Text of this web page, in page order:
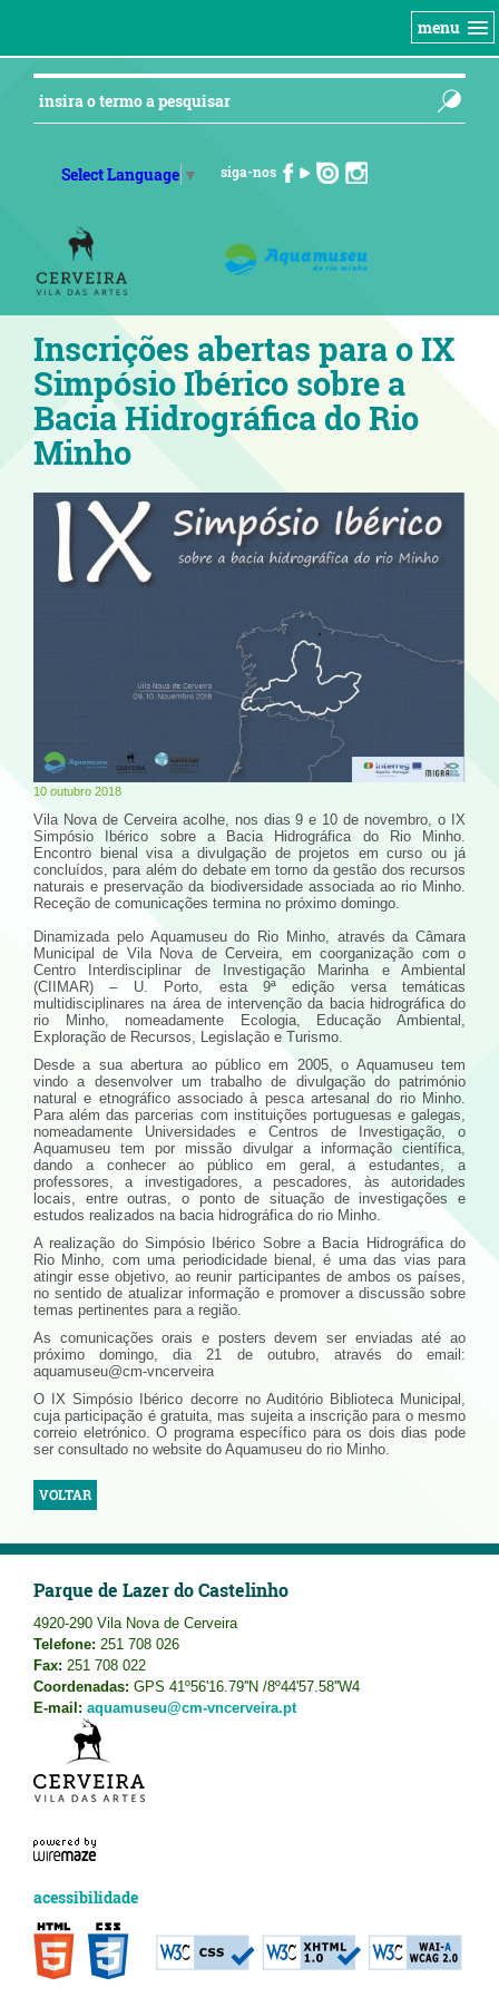
menu
Select Language ▼ siga-nos
Inscrições abertas para o IX
Simpósio Ibérico sobre a
Bacia Hidrográfica do Rio
Minho
10 outubro 2018
Vila Nova de Cerveira acolhe, nos dias 9 e 10 de novembro, o IX
Simpósio Ibérico sobre a Bacia Hidrográfica do Rio Minho.
Encontro bienal visa a divulgação de projetos em curso ou já
concluídos, para além do debate em torno da gestão dos recursos
naturais e preservação da biodiversidade associada ao rio Minho.
Receção de comunicações termina no próximo domingo.
Dinamizada pelo Aquamuseu do Rio Minho, através da Câmara
Municipal de Vila Nova de Cerveira, em coorganização com o
Centro Interdisciplinar de Investigação Marinha e Ambiental
(CIIMAR) – U. Porto, esta 9ª edição versa temáticas
multidisciplinares na área de intervenção da bacia hidrográfica do
rio Minho, nomeadamente Ecologia, Educação Ambiental,
Exploração de Recursos, Legislação e Turismo.
Desde a sua abertura ao público em 2005, o Aquamuseu tem
vindo a desenvolver um trabalho de divulgação do património
natural e etnográfico associado à pesca artesanal do rio Minho.
Para além das parcerias com instituições portuguesas e galegas,
nomeadamente Universidades e Centros de Investigação, o
Aquamuseu tem por missão divulgar a informação científica,
dando a conhecer ao público em geral, a estudantes, a
professores, a investigadores, a pescadores, às autoridades
locais, entre outras, o ponto de situação de investigações e
estudos realizados na bacia hidrográfica do rio Minho.
A realização do Simpósio Ibérico Sobre a Bacia Hidrográfica do
Rio Minho, com uma periodicidade bienal, é uma das vias para
atingir esse objetivo, ao reunir participantes de ambos os países,
no sentido de atualizar informação e promover a discussão sobre
temas pertinentes para a região.
As comunicações orais e posters devem ser enviadas até ao
próximo domingo, dia 21 de outubro, através do email:
aquamuseu@cm-vncerveira
O IX Simpósio Ibérico decorre no Auditório Biblioteca Municipal,
cuja participação é gratuita, mas sujeita a inscrição para o mesmo
correio eletrónico. O programa específico para os dois dias pode
ser consultado no website do Aquamuseu do rio Minho.
VOLTAR
Parque de Lazer do Castelinho
4920-290 Vila Nova de Cerveira
Telefone: 251 708 026
Fax: 251 708 022
Coordenadas: GPS 41º56'16.79''N /8º44'57.58''W4
E-mail: aquamuseu@cm-vncerveira.pt
acessibilidade